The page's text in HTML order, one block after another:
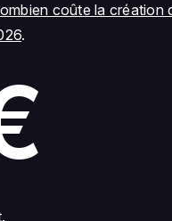
coûte la création
.